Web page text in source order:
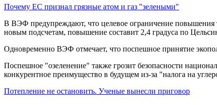
Почему ЕС признал грязные атом и газ "зелеными"
В ВЭФ предупреждают, что целевое ограничение повышения
новым подсчетам, повышение составит 2,4 градуса по
Одновременно ВЭФ отмечает, что поспешное принятие
Поспешное "озеленение" также грозит безопасности
конкурентное преимущество в будущем из-за "налога на
Потепление не остановить. Ученые вынесли приговор